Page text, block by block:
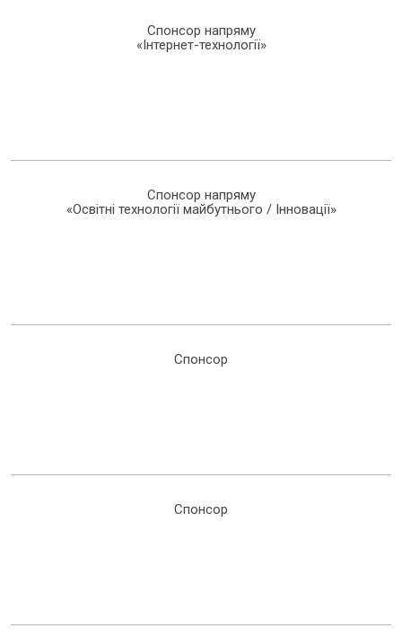
Спонсор напряму
«Інтернет-технології»
Спонсор напряму
«Освітні технології майбутнього / Інновації»
Спонсор
Спонсор